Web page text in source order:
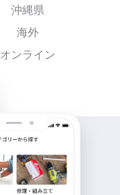
沖縄県
海外
オンライン